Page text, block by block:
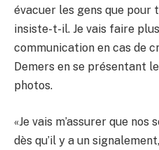
évacuer les gens que
insiste-t-il. Je vais faire
communication en cas de
Demers en se présentant
photos.
«Je vais m’assurer que
dès qu’il y a un